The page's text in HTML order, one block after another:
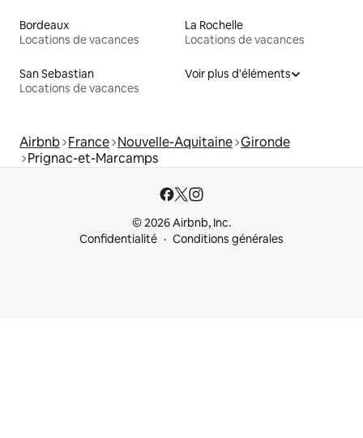
Bordeaux
Locations de vacances
La Rochelle
Locations de vacances
San Sebastian
Locations de vacances
Voir plus d'éléments
Airbnb France Nouvelle-Aquitaine Gironde
Prignac-et-Marcamps
© 2026 Airbnb, Inc.
Confidentialité
Conditions générales